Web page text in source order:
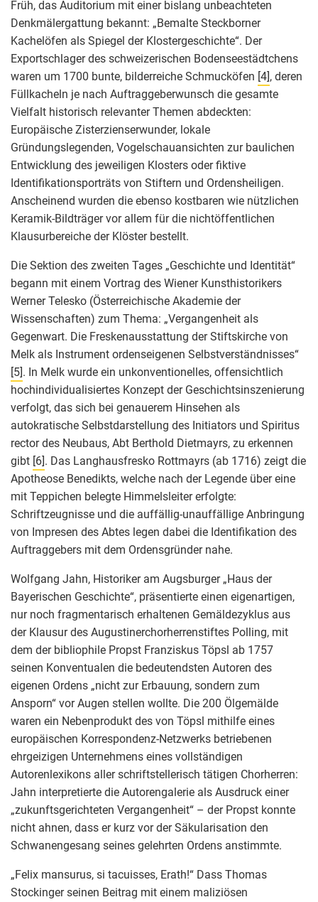
Früh, das Auditorium mit einer bislang unbeachteten
Denkmälergattung bekannt: „Bemalte Steckborner
Kachelöfen als Spiegel der Klostergeschichte“. Der
Exportschlager des schweizerischen Bodenseestädtchens
waren um 1700 bunte, bilderreiche Schmucköfen [4], deren
Füllkacheln je nach Auftraggeberwunsch die gesamte
Vielfalt historisch relevanter Themen abdeckten:
Europäische Zisterzienserwunder, lokale
Gründungslegenden, Vogelschauansichten zur baulichen
Entwicklung des jeweiligen Klosters oder fiktive
Identifikationsporträts von Stiftern und Ordensheiligen.
Anscheinend wurden die ebenso kostbaren wie nützlichen
Keramik-Bildträger vor allem für die nichtöffentlichen
Klausurbereiche der Klöster bestellt.
Die Sektion des zweiten Tages „Geschichte und Identität“
begann mit einem Vortrag des Wiener Kunsthistorikers
Werner Telesko (Österreichische Akademie der
Wissenschaften) zum Thema: „Vergangenheit als
Gegenwart. Die Freskenausstattung der Stiftskirche von
Melk als Instrument ordenseigenen Selbstverständnisses“
[5]. In Melk wurde ein unkonventionelles, offensichtlich
hochindividualisiertes Konzept der Geschichtsinszenierung
verfolgt, das sich bei genauerem Hinsehen als
autokratische Selbstdarstellung des Initiators und Spiritus
rector des Neubaus, Abt Berthold Dietmayrs, zu erkennen
gibt [6]. Das Langhausfresko Rottmayrs (ab 1716) zeigt die
Apotheose Benedikts, welche nach der Legende über eine
mit Teppichen belegte Himmelsleiter erfolgte:
Schriftzeugnisse und die auffällig-unauffällige Anbringung
von Impresen des Abtes legen dabei die Identifikation des
Auftraggebers mit dem Ordensgründer nahe.
Wolfgang Jahn, Historiker am Augsburger „Haus der
Bayerischen Geschichte“, präsentierte einen eigenartigen,
nur noch fragmentarisch erhaltenen Gemäldezyklus aus
der Klausur des Augustinerchorherrenstiftes Polling, mit
dem der bibliophile Propst Franziskus Töpsl ab 1757
seinen Konventualen die bedeutendsten Autoren des
eigenen Ordens „nicht zur Erbauung, sondern zum
Ansporn“ vor Augen stellen wollte. Die 200 Ölgemälde
waren ein Nebenprodukt des von Töpsl mithilfe eines
europäischen Korrespondenz-Netzwerks betriebenen
ehrgeizigen Unternehmens eines vollständigen
Autorenlexikons aller schriftstellerisch tätigen Chorherren:
Jahn interpretierte die Autorengalerie als Ausdruck einer
„zukunftsgerichteten Vergangenheit“ – der Propst konnte
nicht ahnen, dass er kurz vor der Säkularisation den
Schwanengesang seines gelehrten Ordens anstimmte.
„Felix mansurus, si tacuisses, Erath!“ Dass Thomas
Stockinger seinen Beitrag mit einem maliziösen